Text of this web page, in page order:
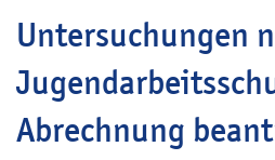
Untersuchungen
Abrechnung